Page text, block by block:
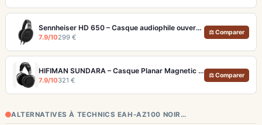
Sennheiser HD 650 – Casque audiophile ouvert pour l'écoute analytique
7.9/10299 €
⚖ Comparer
HIFIMAN SUNDARA – Casque Planar Magnetic Ouvert Over-Ear Audiophile
7.9/10321 €
⚖ Comparer
ALTERNATIVES À TECHNICS EAH-AZ100 NOIR…